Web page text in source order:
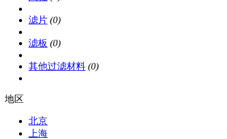
滤片 (0)
滤板 (0)
其他过滤材料 (0)
地区
北京
上海